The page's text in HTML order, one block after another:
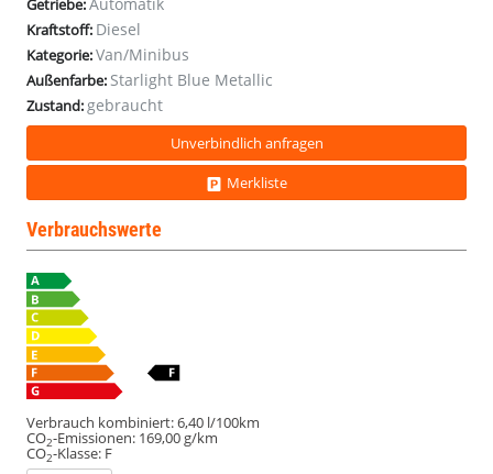
ACC
ACC
ACC
ACC
Getriebe:
Kraftstoff: Diesel
Kategorie:Van/Minibus
Außenfarbe: Starlight Blue Metallic
Zustand: gebraucht
Unverbindlich anfragen
Merkliste
Verbrauchswerte
Verbrauch kombiniert:6,40 l/100km
CO2-Emissionen: 169,00 g/km
CO2-Klasse: F